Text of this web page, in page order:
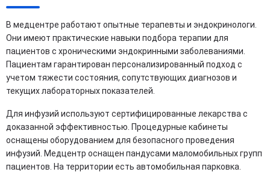
В медцентре работают опытные терапевты и эндокринологи.
Они имеют практические навыки подбора терапии для
пациентов с хроническими эндокринными заболеваниями.
Пациентам гарантирован персонализированный подход с
учетом тяжести состояния, сопутствующих диагнозов и
текущих лабораторных показателей.
Для инфузий используют сертифицированные лекарства с
доказанной эффективностью. Процедурные кабинеты
оснащены оборудованием для безопасного проведения
инфузий. Медцентр оснащен пандусами маломобильных групп
пациентов. На территории есть автомобильная парковка.